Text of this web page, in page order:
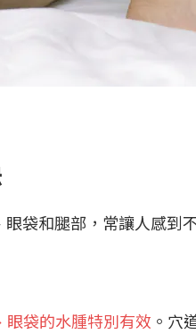
袋和腿部，常讓人感到
袋的水腫特別有效 。穴